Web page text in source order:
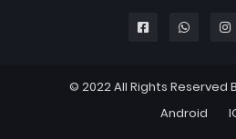
© 2022 All Rights Reserved
Android